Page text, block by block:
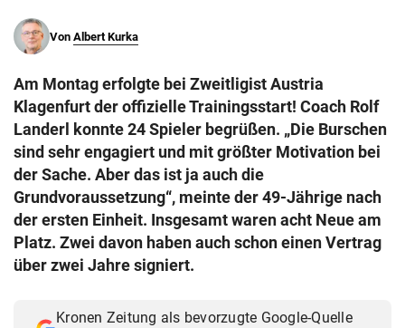
Von Albert Kurka
Am Montag erfolgte bei Zweitligist Austria
Klagenfurt der offizielle Trainingsstart! Coach Rolf
Landerl konnte 24 Spieler begrüßen. „Die Burschen
sind sehr engagiert und mit größter Motivation bei
der Sache. Aber das ist ja auch die
Grundvoraussetzung“, meinte der 49-Jährige nach
der ersten Einheit. Insgesamt waren acht Neue am
Platz. Zwei davon haben auch schon einen Vertrag
über zwei Jahre signiert.
Kronen Zeitung als bevorzugte Google-Quelle